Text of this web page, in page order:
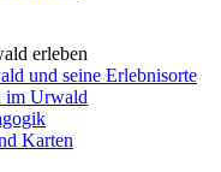
erleben
und seine Erlebnisorte
im Urwald
Karten